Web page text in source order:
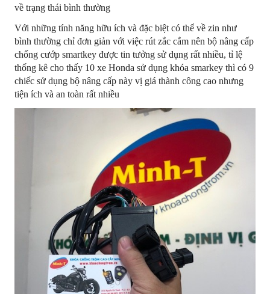
về trạng thái bình thường
Với những tính năng hữu ích và đặc biệt có thể về zin như
bình thường chỉ đơn giản với việc rút zắc cắm nên bộ nâng cấp
chống cướp smartkey được tin tưởng sử dụng rất nhiều, tỉ lệ
thống kê cho thấy 10 xe Honda sử dụng khóa smarkey thì có 9
chiếc sử dụng bộ nâng cấp này vị giá thành công cao nhưng
tiện ích và an toàn rất nhiều